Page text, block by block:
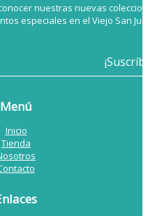
nuestras nuevas
especiales en el Viejo San
Menú
Inicio
Tienda